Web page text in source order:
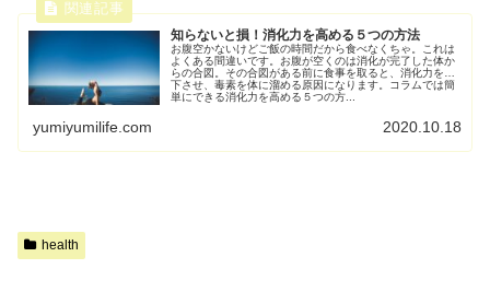
知らないと損！消化力を高める５つの方法
お腹空かないけどご飯の時間だから食べなくちゃ。これは
よくある間違いです。お腹が空くのは消化が完了した体か
らの合図。その合図がある前に食事を取ると、消化力を低
下させ、毒素を体に溜める原因になります。コラムでは簡
単にできる消化力を高める５つの方...
yumiyumilife.com 2020.10.18
health